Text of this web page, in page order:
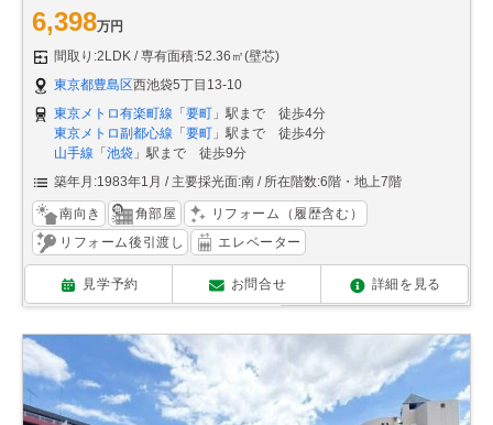
6,398万円
間取り:2LDK
専有面積:52.36㎡(壁芯)
東京都豊島区西池袋5丁目13-10
東京メトロ有楽町線 「要町 」駅まで 徒歩4分
東京メトロ副都心線 「要町 」駅まで 徒歩4分
山手線 「池袋 」駅まで 徒歩9分
築年月:1983年1月
主要採光面:南 所在階数:6階・地上7階
南向き 角部屋
リフォーム（履歴含む）
リフォーム後引渡し
エレベーター
見学予約 お問合せ 詳細を見る